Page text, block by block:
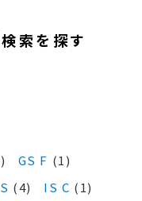
索を探す
GS F (1)
(4) IS C (1)